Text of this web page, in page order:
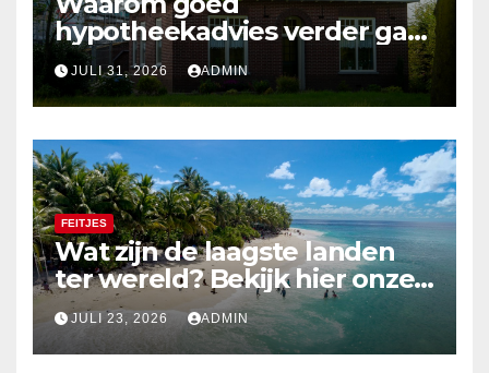
hypotheekadvies verder gaat
dan alleen cijfers
JULI 31, 2026 ADMIN
FEITJES
Wat zijn de laagste landen
ter wereld? Bekijk hier onze
top 10
JULI 23, 2026 ADMIN